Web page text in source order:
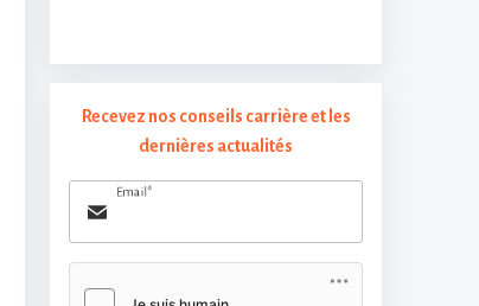
Recevez nos conseils carrière et les
dernières actualités
Email*